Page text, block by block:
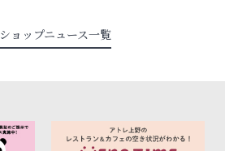
ショップニュース一覧